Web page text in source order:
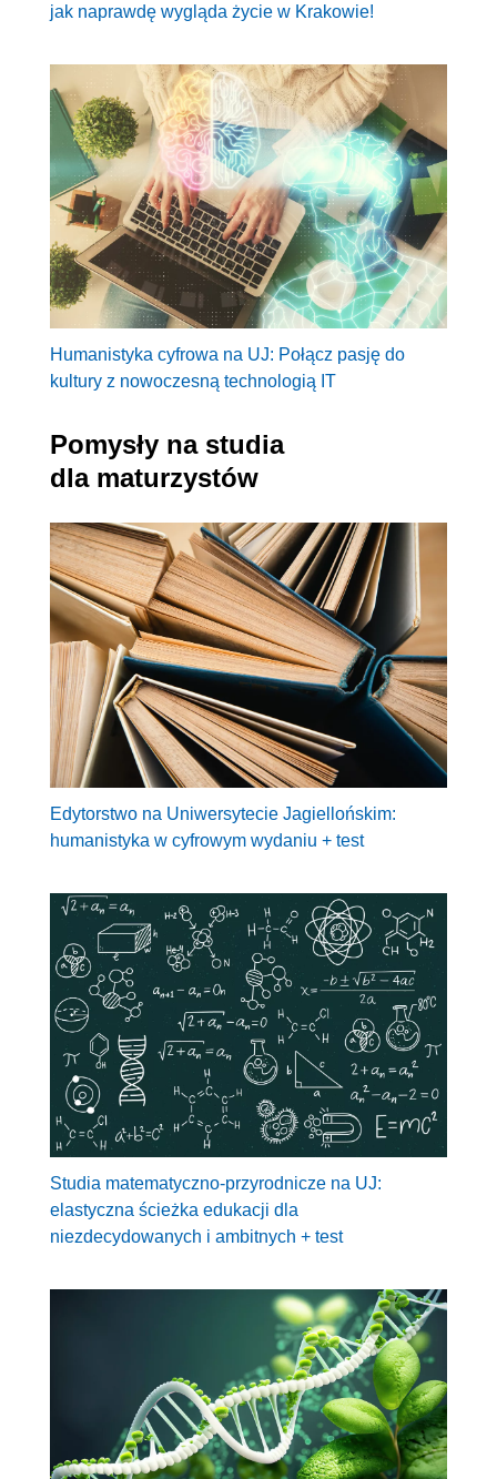
jak naprawdę wygląda życie w Krakowie!
Humanistyka cyfrowa na UJ: Połącz pasję do
kultury z nowoczesną technologią IT
Pomysły na studia
dla maturzystów
Edytorstwo na Uniwersytecie Jagiellońskim:
humanistyka w cyfrowym wydaniu + test
Studia matematyczno-przyrodnicze na UJ:
elastyczna ścieżka edukacji dla
niezdecydowanych i ambitnych + test